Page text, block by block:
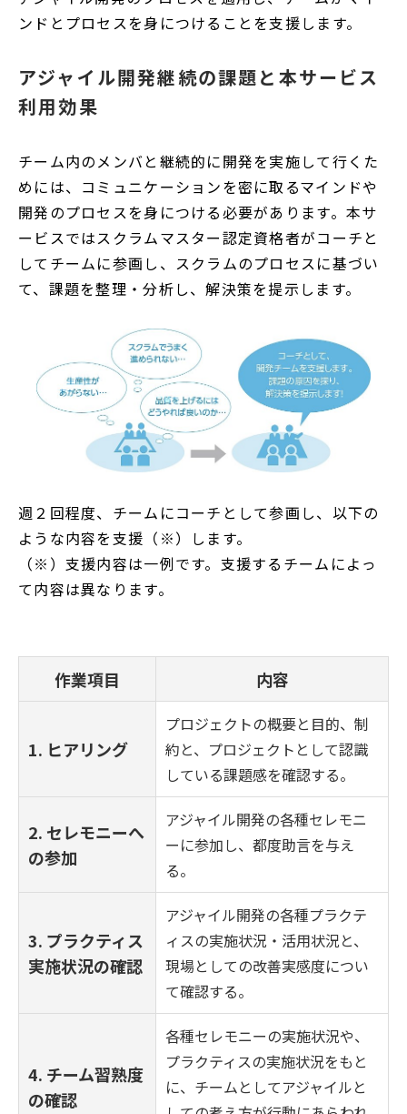
ンドとプロセスを身につけることを支援します。
アジャイル開発継続の課題と本サービス
利用効果
チーム内のメンバと継続的に開発を実施して行くた
めには、コミュニケーションを密に取るマインドや
開発のプロセスを身につける必要があります。本サ
ービスではスクラムマスター認定資格者がコーチと
してチームに参画し、スクラムのプロセスに基づい
て、課題を整理・分析し、解決策を提示します。
週２回程度、チームにコーチとして参画し、以下の
ような内容を支援（※）します。
（※）支援内容は一例です。支援するチームによっ
て内容は異なります。
作業項目 内容
1. ヒアリング
プロジェクトの概要と目的、制
約と、プロジェクトとして認識
している課題感を確認する。
2. セレモニーへ
の参加
アジャイル開発の各種セレモニ
ーに参加し、都度助言を与え
る。
3. プラクティス
実施状況の確認
アジャイル開発の各種プラクテ
ィスの実施状況・活用状況と、
現場としての改善実感度につい
て確認する。
4. チーム習熟度
の確認
各種セレモニーの実施状況や、
プラクティスの実施状況をもと
に、チームとしてアジャイルと